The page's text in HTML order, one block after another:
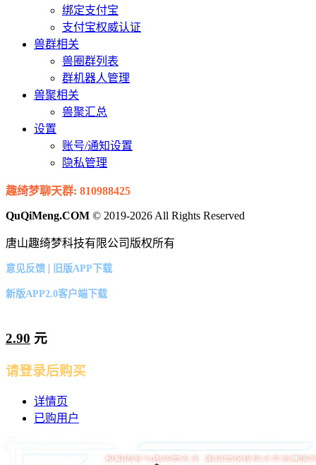
绑定支付宝
支付宝权威认证
兽群相关
兽圈群列表
群机器人管理
兽聚相关
兽聚汇总
设置
账号/通知设置
隐私管理
趣绮梦聊天群: 810988425
QuQiMeng.COM © 2019-2026 All Rights Reserved
唐山趣绮梦科技有限公司版权所有
意见反馈 | 旧版APP下载
新版APP2.0客户端下载
2.90 元
请登录后购买
详情页
已购用户